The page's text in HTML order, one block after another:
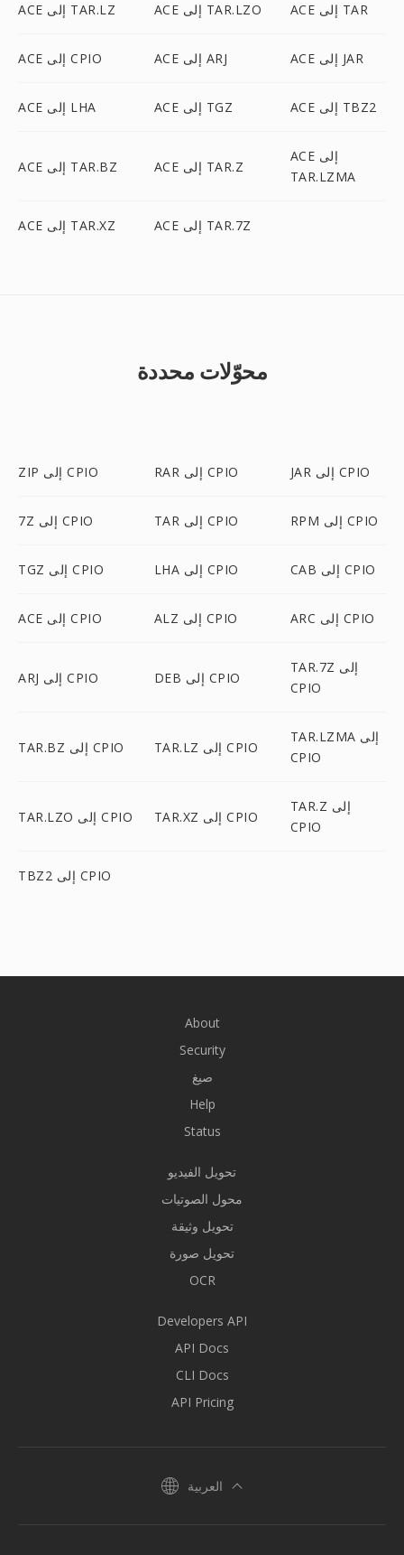
ACE إلى TAR.LZ ACE إلى TAR.LZO ACE إلى TAR
ACE إلى CPIO ACE إلى ARJ ACE إلى JAR
ACE إلى LHA ACE إلى TGZ ACE إلى TBZ2
ACE إلى TAR.BZ ACE إلى TAR.Z
ACE إلى
TAR.LZMA
ACE إلى TAR.XZ ACE إلى TAR.7Z
محوّلات محددة
ZIP إلى CPIO RAR إلى CPIO JAR إلى CPIO
7Z إلى CPIO TAR إلى CPIO RPM إلى CPIO
TGZ إلى CPIO LHA إلى CPIO CAB إلى CPIO
ACE إلى CPIO ALZ إلى CPIO ARC إلى CPIO
ARJ إلى CPIO DEB إلى CPIO
TAR.7Z إلى
CPIO
TAR.BZ إلى CPIO TAR.LZ إلى CPIO
TAR.LZMA إلى
CPIO
TAR.LZO إلى CPIO TAR.XZ إلى CPIO
TAR.Z إلى
CPIO
TBZ2 إلى CPIO
About
Security
صيغ
Help
Status
تحويل الفيديو
محول الصوتيات
تحويل وثيقة
تحويل صورة
OCR
Developers API
API Docs
CLI Docs
API Pricing
العربية